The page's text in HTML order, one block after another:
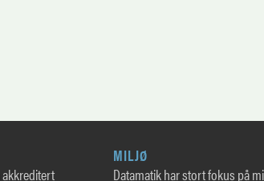
MILJØ
Datamatik har stort fokus på